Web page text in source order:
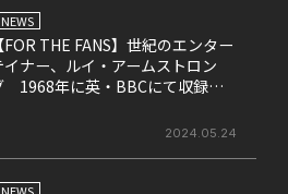
NEWS
【FOR THE FANS】世紀のエンター
イナー、ルイ・アームストロン
1968年に英・BBCにて収録さ
2024.05.24